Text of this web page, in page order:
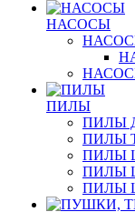
НАСОСЫ
ПИЛЫ
ПИЛЫ
ПИЛЫ
ПИЛЫ
ПИЛЫ
ПИЛЫ